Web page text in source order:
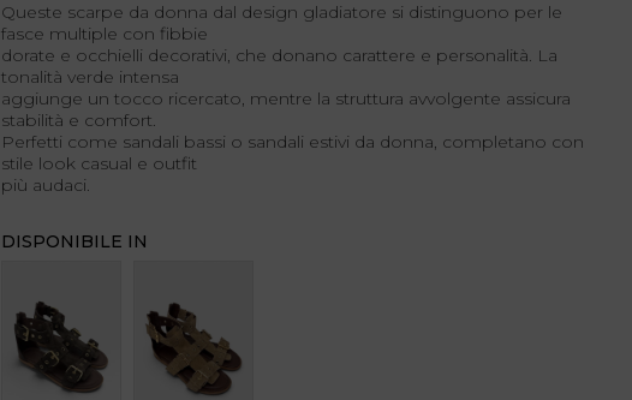
Queste scarpe da donna dal design gladiatore si distinguono per le
fasce multiple con fibbie
dorate e occhielli decorativi, che donano carattere e personalità. La
tonalità verde intensa
aggiunge un tocco ricercato, mentre la struttura avvolgente assicura
stabilità e comfort.
Perfetti come sandali bassi o sandali estivi da donna, completano con
stile look casual e outfit
più audaci.
DISPONIBILE IN